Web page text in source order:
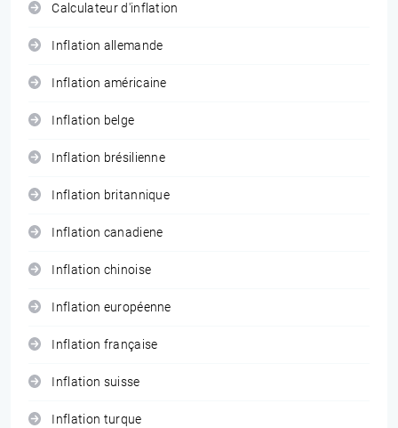
Calculateur d'inflation
Inflation allemande
Inflation américaine
Inflation belge
Inflation brésilienne
Inflation britannique
Inflation canadiene
Inflation chinoise
Inflation européenne
Inflation française
Inflation suisse
Inflation turque